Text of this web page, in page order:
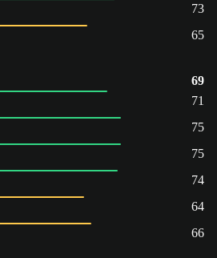
73
65
69
71
75
75
74
64
66